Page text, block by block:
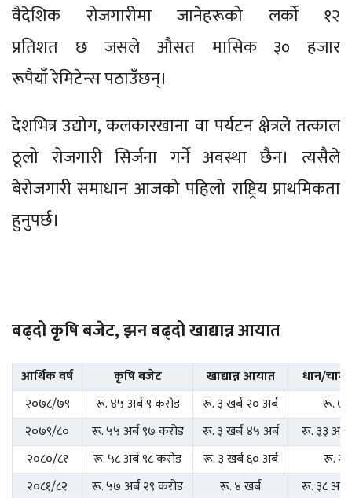
वैदेशिक रोजगारीमा जानेहरूको लर्को १२
प्रतिशत छ जसले औसत मासिक ३० हजार
रूपैयाँ रेमिटेन्स पठाउँछन्।
देशभित्र उद्योग, कलकारखाना वा पर्यटन क्षेत्रले तत्काल
ठूलो रोजगारी सिर्जना गर्ने अवस्था छैन। त्यसैले
बेरोजगारी समाधान आजको पहिलो राष्ट्रिय प्राथमिकता
हुनुपर्छ।
बढ्दो कृषि बजेट, झन बढ्दो खाद्यान्न आयात
आर्थिक वर्ष कृषि बजेट खाद्यान्न आयात
धान/
२०७८/७९
रू. ४५ अर्ब ९ करोड रू. ३ खर्ब २० अर्ब
रू. ७९
२०७९/८०
रू. ५५ अर्ब ९७ करोड रू. ३ खर्ब ४५ अर्ब
रू. ३३
२०८०/८१
रू. ५८ अर्ब ९८ करोड रू. ३ खर्ब ६० अर्ब
रू. २८
२०८१/८२
रू. ५७ अर्ब २९ करोड रू. ४ खर्ब
रू. ३८